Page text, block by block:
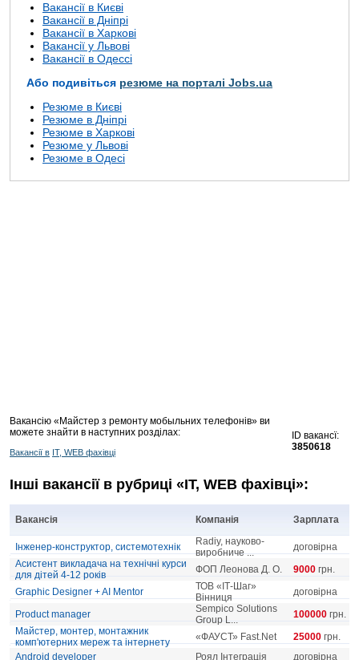
Вакансії в Києві
Вакансії в Дніпрі
Вакансії в Харкові
Вакансії у Львові
Вакансії в Одессі
Або подивіться резюме на порталі Jobs.ua
Резюме в Києві
Резюме в Дніпрі
Резюме в Харкові
Резюме у Львові
Резюме в Одесі
Вакансію «Майстер з ремонту мобыльних телефонів» ви
можете знайти в наступних розділах:
Вакансії в IT, WEB фахівці
ID вакансї:
3850618
Інші вакансії в рубриці «IT, WEB фахівці»:
Вакансія Компанія Зарплата
Інженер-конструктор, системотехнік
Radiy, науково-
виробниче ...
договірна
Асистент викладача на технічні курси
для дітей 4-12 років
ФОП Леонова Д. О. 9000 грн.
Graphic Designer + AI Mentor
ТОВ «ІТ-Шаг»
Вінниця
договірна
Product manager
Sempico Solutions
Group L...
100000 грн.
Майстер, монтер, монтажник
комп'ютерних мереж та інтернету
«ФАУСТ» Fast.Net 25000 грн.
Android developer
Роял Інтеграція
договірна